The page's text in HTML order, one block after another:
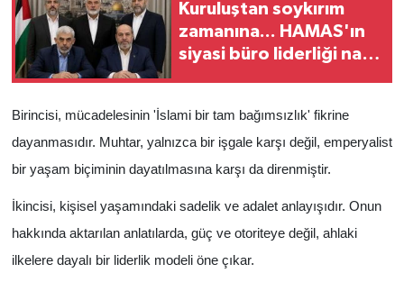
Kuruluştan soykırım
zamanına... HAMAS'ın
siyasi büro liderliği nasıl
Birincisi, mücadelesinin 'İslami bir tam bağımsızlık' fikrine
dayanmasıdır. Muhtar, yalnızca bir işgale karşı değil, emperyalist
bir yaşam biçiminin dayatılmasına karşı da direnmiştir.
İkincisi, kişisel yaşamındaki sadelik ve adalet anlayışıdır. Onun
hakkında aktarılan anlatılarda, güç ve otoriteye değil, ahlaki
ilkelere dayalı bir liderlik modeli öne çıkar.